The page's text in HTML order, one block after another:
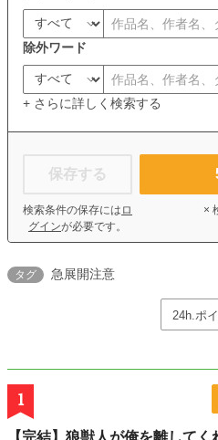
除外ワード
+ さらに詳しく検索する
保存する
検索条件の保存には ロ
グインが必要です。
×
タグ 急展開注意
1
【完結】狼獣人が俺を離してく